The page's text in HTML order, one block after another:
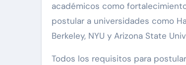
académicos como
postular a universidades como
Berkeley, NYU y Arizona State
Todos los requisitos para